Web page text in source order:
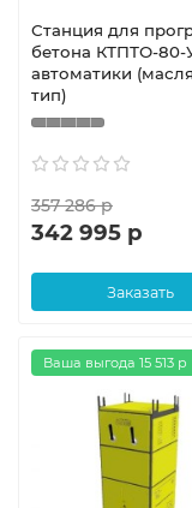
Станция для
бетона КТПТО-80-
автоматики
тип)
357 286 р
342 995 р
Заказать
Ваша выгода 15 513 р